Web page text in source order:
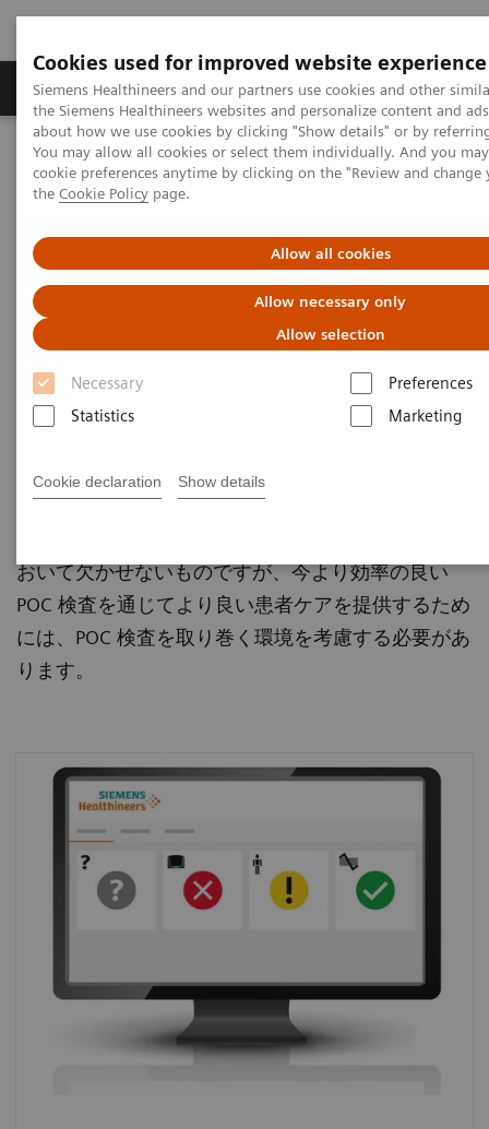
Cookies used for improved website experience
Siemens Healthineers and our partners use cookies and other
the Siemens Healthineers websites and personalize content and
about how we use cookies by clicking "Show details" or by
You may allow all cookies or select them individually. And you
cookie preferences anytime by clicking on the "Review and
the Cookie Policy page.
Allow all cookies
Allow necessary only
Allow selection
Necessary
Preferences
Statistics
Marketing
Cookie declaration Show details
製品＆サービス サポート情報 Insights
ホーム ポイント・オブ・ケア
POC Informatics
Informatics ソリューション
Informatics ソリューション
POC 検査装置とIT（POC Informatics）のトー
タルソリューション
最適な患者ケアを迅速に提供するために院内の様々
まで多くの医療スタッフが多種多様なPOC検査装置
を操作し、検査結果に関与しています。迅速性、簡
おいて欠かせないものですが、今より効率の良い
POC 検査を通じてより良い患者ケアを提供するため
には、POC 検査を取り巻く環境を考慮する必要があ
ります。